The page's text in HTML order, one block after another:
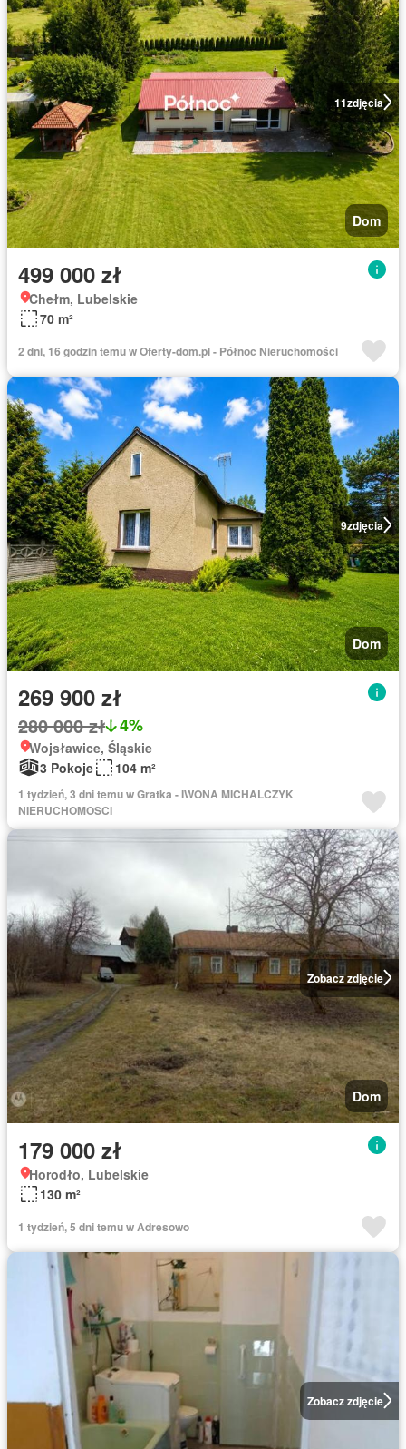
11zdjęcia
Dom
499 000 zł
Chełm, Lubelskie
70 m²
2 dni, 16 godzin temu w Oferty-dom.pl - Północ Nieruchomości
9zdjęcia
Dom
269 900 zł
280 000 zł 4%
Wojsławice, Śląskie
3 Pokoje
104 m²
1 tydzień, 3 dni temu w Gratka - IWONA MICHALCZYK
NIERUCHOMOSCI
Zobacz zdjęcie
Dom
179 000 zł
Horodło, Lubelskie
130 m²
1 tydzień, 5 dni temu w Adresowo
Zobacz zdjęcie